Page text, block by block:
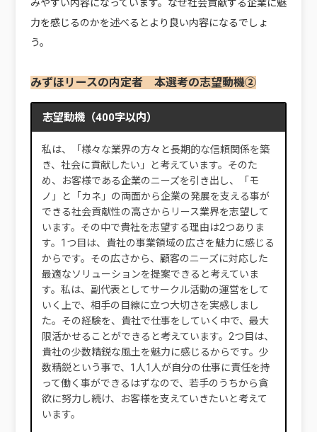
みやすい内容になっています。なぜ社会貢献する企業に魅
力を感じるのかを述べるとより良い内容になるでしょ
う。
みずほリースの内定者 本選考の志望動機②
志望動機（400字以内）
私は、「様々な業界の方々と長期的な信頼関係を築
き、社会に貢献したい」と考えています。そのた
め、お客様である企業のニーズを引き出し、「モ
ノ」と「カネ」の両面から企業の発展を支える事が
できる社会貢献性の高さからリース業界を志望して
います。その中で貴社を志望する理由は2つありま
す。1つ目は、貴社の事業領域の広さを魅力に感じる
からです。その広さから、顧客のニーズに対応した
最適なソリューションを提案できると考えていま
す。私は、副代表としてサークル活動の運営をして
いく上で、相手の目線に立つ大切さを実感しまし
た。その経験を、貴社で仕事をしていく中で、最大
限活かせることができると考えています。2つ目は、
貴社の少数精鋭な風土を魅力に感じるからです。少
数精鋭という事で、1人1人が自分の仕事に責任を持
って働く事ができるはずなので、若手のうちから貪
欲に努力し続け、お客様を支えていきたいと考えて
います。